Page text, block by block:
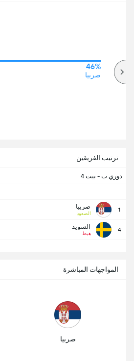
ترتيب الفريقين
دوري ب - بيت 4
1 صربيا
الصعود
4 السويد
هبط
46%
صربيا
المواجهات المباشرة
صربيا